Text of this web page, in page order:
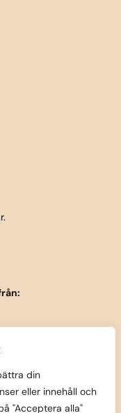
din
eller innehåll och
"Acceptera alla"